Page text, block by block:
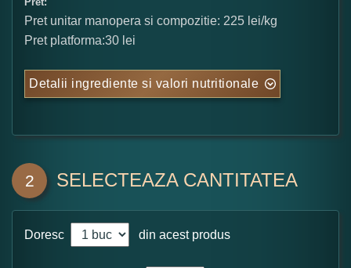
Pret unitar manopera si compozitie: 225 lei/kg
Pret platforma:30 lei
Detalii ingrediente si valori nutritionale
2 SELECTEAZA CANTITATEA
Doresc din acest produs